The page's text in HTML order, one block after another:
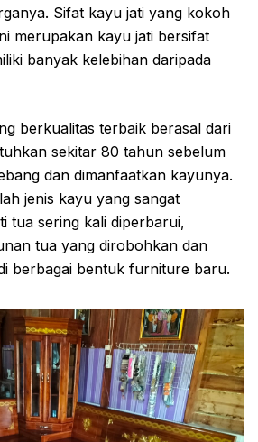
Sifat kayu jati yang kokoh
merupakan kayu jati bersifat
banyak kelebihan daripada
berkualitas terbaik berasal dari
sekitar 80 tahun sebelum
dan dimanfaatkan kayunya.
jenis kayu yang sangat
tua sering kali diperbarui,
tua yang dirobohkan dan
berbagai bentuk furniture baru.